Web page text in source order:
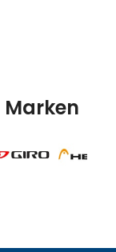
Marken